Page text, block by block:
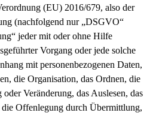
(EU) 2016/679, also der
(nachfolgend nur „DSGVO“
jeder mit oder ohne Hilfe
Vorgang oder jede solche
mit personenbezogenen Daten,
die Organisation, das Ordnen, die
Veränderung, das Auslesen, das
Offenlegung durch Übermittlung,